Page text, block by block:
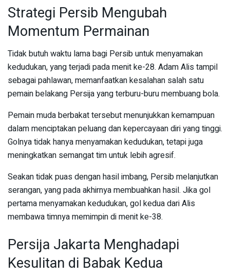
Strategi Persib Mengubah
Momentum Permainan
Tidak butuh waktu lama bagi Persib untuk menyamakan
kedudukan, yang terjadi pada menit ke-28. Adam Alis tampil
sebagai pahlawan, memanfaatkan kesalahan salah satu
pemain belakang Persija yang terburu-buru membuang bola.
Pemain muda berbakat tersebut menunjukkan kemampuan
dalam menciptakan peluang dan kepercayaan diri yang tinggi.
Golnya tidak hanya menyamakan kedudukan, tetapi juga
meningkatkan semangat tim untuk lebih agresif.
Seakan tidak puas dengan hasil imbang, Persib melanjutkan
serangan, yang pada akhirnya membuahkan hasil. Jika gol
pertama menyamakan kedudukan, gol kedua dari Alis
membawa timnya memimpin di menit ke-38.
Persija Jakarta Menghadapi
Kesulitan di Babak Kedua